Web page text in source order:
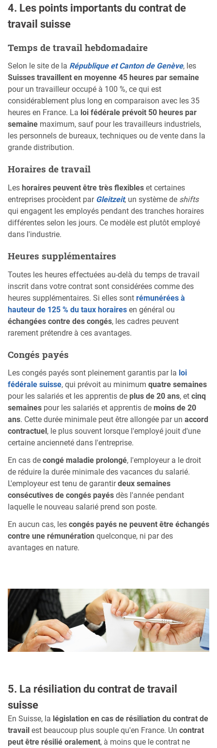
4. Les points importants du contrat de
travail suisse
Temps de travail hebdomadaire
Selon le site de la République et Canton de Genève, les
Suisses travaillent en moyenne 45 heures par semaine
pour un travailleur occupé à 100 %, ce qui est
considérablement plus long en comparaison avec les 35
heures en France. La loi fédérale prévoit 50 heures par
semaine maximum, sauf pour les travailleurs industriels,
les personnels de bureaux, techniques ou de vente dans la
grande distribution.
Horaires de travail
Les horaires peuvent être très flexibles et certaines
entreprises procèdent par Gleitzeit, un système de shifts
qui engagent les employés pendant des tranches horaires
différentes selon les jours. Ce modèle est plutôt employé
dans l'industrie.
Heures supplémentaires
Toutes les heures effectuées au-delà du temps de travail
inscrit dans votre contrat sont considérées comme des
heures supplémentaires. Si elles sont rémunérées à
hauteur de 125 % du taux horaires en général ou
échangées contre des congés, les cadres peuvent
rarement prétendre à ces avantages.
Congés payés
Les congés payés sont pleinement garantis par la loi
fédérale suisse, qui prévoit au minimum quatre semaines
pour les salariés et les apprentis de plus de 20 ans, et cinq
semaines pour les salariés et apprentis de moins de 20
ans. Cette durée minimale peut être allongée par un accord
contractuel, le plus souvent lorsque l'employé jouit d'une
certaine ancienneté dans l'entreprise.
En cas de congé maladie prolongé, l'employeur a le droit
de réduire la durée minimale des vacances du salarié.
L'employeur est tenu de garantirdeux semaines
consécutives de congés payés dès l'année pendant
laquelle le nouveau salarié prend son poste.
En aucun cas, les congés payés ne peuvent être échangés
contre une rémunération quelconque, ni par des
avantages en nature.
5. La résiliation du contrat de travail
suisse
En Suisse, la législation en cas de résiliation du contrat de
travail est beaucoup plus souple qu'en France. Un contrat
peut être résilié oralement, à moins que le contrat ne